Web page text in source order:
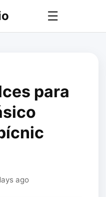
☰
para
ago